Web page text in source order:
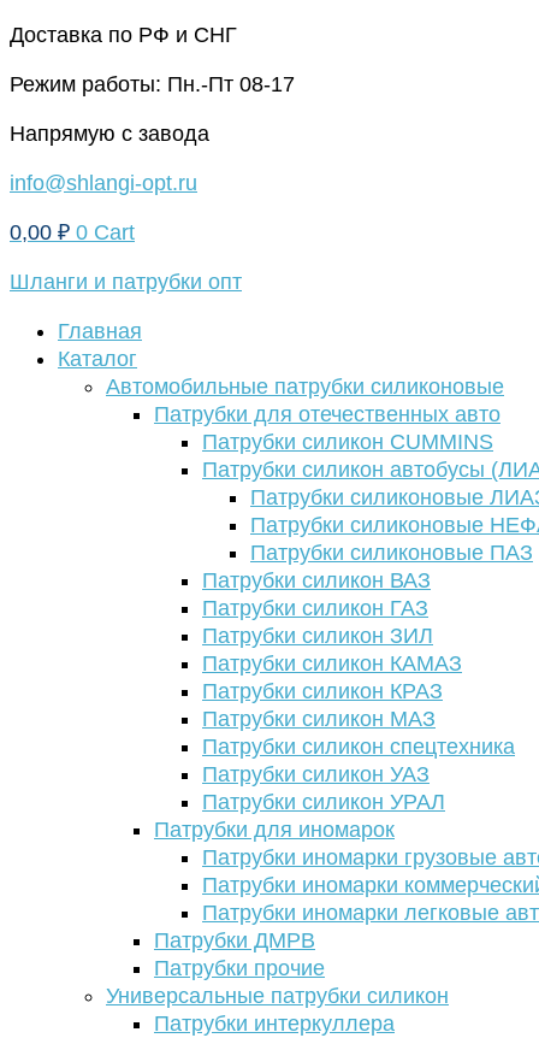
Перейти
содержимому
Доставка по РФ и СНГ
Режим работы: Пн.-Пт 08-17
Напрямую с завода
info@shlangi-opt.ru
0,00 ₽ 0 Cart
Шланги и патрубки опт
Главная
Каталог
Автомобильные патрубки силиконовые
Патрубки для отечественных авто
Патрубки силикон CUMMINS
Патрубки силикон автобусы
Патрубки силиконовые
Патрубки силиконовые
Патрубки силиконовые ПАЗ
Патрубки силикон ВАЗ
Патрубки силикон ГАЗ
Патрубки силикон ЗИЛ
Патрубки силикон КАМАЗ
Патрубки силикон КРАЗ
Патрубки силикон МАЗ
Патрубки силикон спецтехника
Патрубки силикон УАЗ
Патрубки силикон УРАЛ
Патрубки для иномарок
Патрубки иномарки грузовые
Патрубки иномарки
Патрубки иномарки легковые
Патрубки ДМРВ
Патрубки прочие
Универсальные патрубки силикон
Патрубки интеркуллера